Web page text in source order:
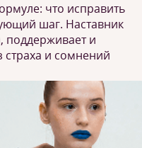
что исправить
шаг. Наставник
поддерживает и
страха и сомнений